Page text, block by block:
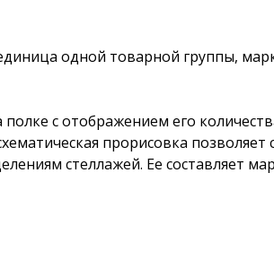
одной товарной группы,
с отображением его
прорисовка позволяет
стеллажей. Ее составляет